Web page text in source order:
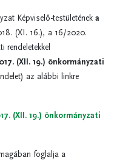
Képviselő-testületének a
(XI. 16.), a 16/2020.
rendeletekkel
(XII. 19.) önkormányzati
az alábbi linkre
(XII. 19.) önkormányzati
foglalja a